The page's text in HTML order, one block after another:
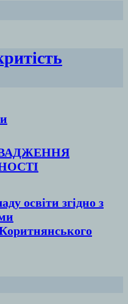
освіти згідно з